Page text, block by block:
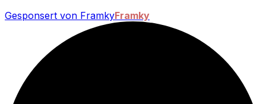
Gesponsert von FramkyFramky